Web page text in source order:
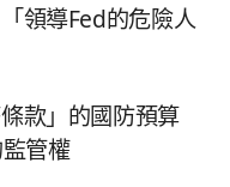
領導Fed的危險人
款」的國防預算
管權